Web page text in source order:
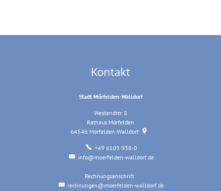
Kontakt
Stadt Mörfelden-Walldorf
Westendstr. 8
Rathaus Mörfelden
64546 Mörfelden-Walldorf
+49 6105 938-0
info@moerfelden-walldorf.de
Rechnungsanschrift
rechnungen@moerfelden-walldorf.de